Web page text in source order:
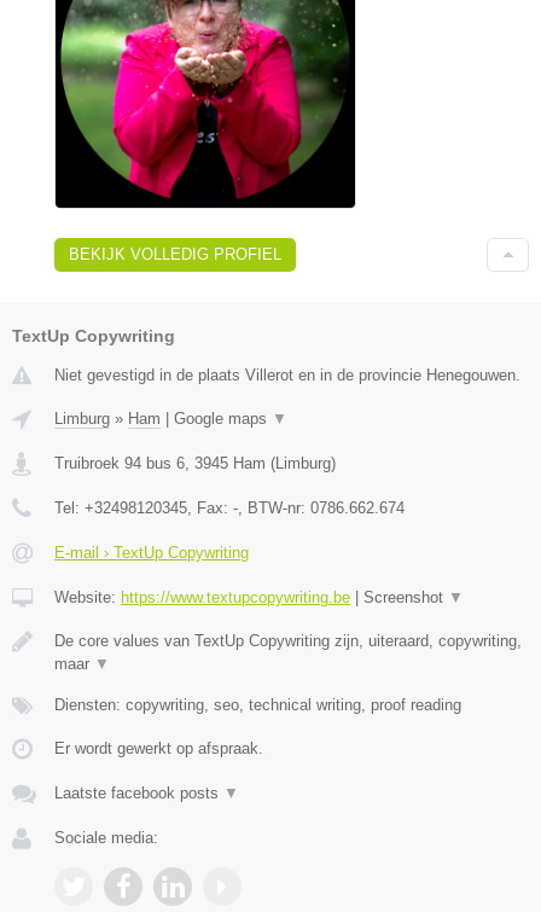
BEKIJK VOLLEDIG PROFIEL
TextUp Copywriting
Niet gevestigd in de plaats Villerot en in de provincie Henegouwen.
Limburg » Ham Google maps ▼
Truibroek 94 bus 6 3945 Ham ( Limburg)
Tel: +32498120345 , Fax: - , BTW-nr: 0786.662.674
E-mail › TextUp Copywriting
Website: https://www.textupcopywriting.be Screenshot ▼
De core values van TextUp Copywriting zijn, uiteraard, copywriting,
maar ▼
Diensten: copywriting, seo, technical writing, proof reading
Er wordt gewerkt op afspraak.
Laatste facebook posts ▼
Sociale media: